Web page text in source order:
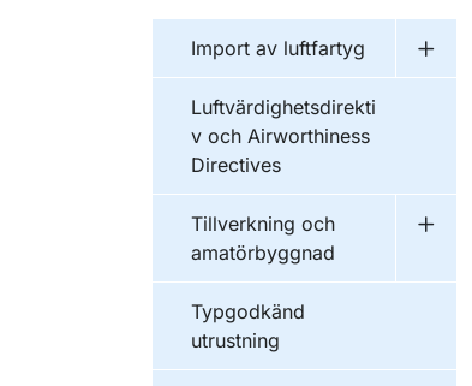
Import av luftfartyg
Luftvärdighetsdirekti
v och Airworthiness
Directives
Tillverkning och
amatörbyggnad
Typgodkänd
utrustning